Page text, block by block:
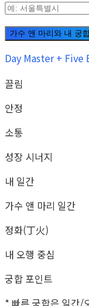
가수 앤 마리와 내 궁
Day Master +
끌림
안정
소통
성장 시너지
내 일간
가수 앤 마리 일간
정화(丁火)
내 오행 중심
궁합 포인트